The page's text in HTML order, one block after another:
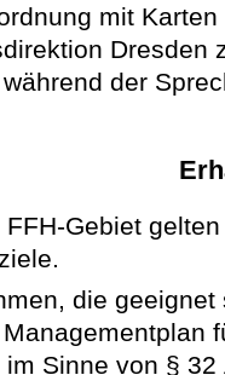
mit
Dresden
der
FFH-Gebiet
die
im Sinne von §